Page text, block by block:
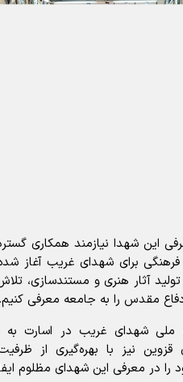
این شهدا نیازمند همکاری
برای شهدای غریب آغاز شده
تولید آثار هنری و مستندسازی،
مقدس را به جامعه معرفی کنیم.
ملی شهدای غریب در اسارت
نیز با بهره‌گیری از
را در معرفی این شهدای مظلوم